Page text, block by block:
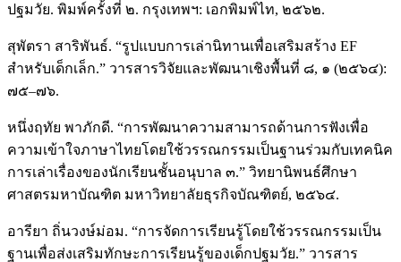
ปฐมวัย. พิมพ์ครั้งที่ ๒. กรุงเทพฯ: เอกพิมพ์ไท, ๒๕๖๒.
สุพัตรา สาริพันธ์. “รูปแบบการเล่านิทานเพื่อเสริมสร้าง EF
สำหรับเด็กเล็ก.” วารสารวิจัยและพัฒนาเชิงพื้นที่ ๘, ๑ (๒๕๖๔):
๗๕–๗๖.
หนึ่งฤทัย พาภักดี. “การพัฒนาความสามารถด้านการฟังเพื่อ
ความเข้าใจภาษาไทยโดยใช้วรรณกรรมเป็นฐานร่วมกับเทคนิค
การเล่าเรื่องของนักเรียนชั้นอนุบาล ๓.” วิทยานิพนธ์ศึกษา
ศาสตรมหาบัณฑิต มหาวิทยาลัยธุรกิจบัณฑิตย์, ๒๕๖๔.
อารียา ถิ่นวงษ์ม่อม. “การจัดการเรียนรู้โดยใช้วรรณกรรมเป็น
ฐานเพื่อส่งเสริมทักษะการเรียนรู้ของเด็กปฐมวัย.” วารสาร